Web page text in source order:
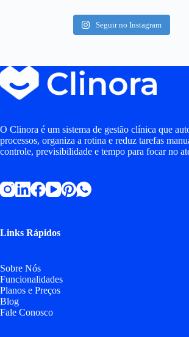
Seguir no Instagram
O Clinora é um sistema de gestão clínica que
processos, organiza a rotina e reduz tarefas
controle, previsibilidade e tempo para focar no
Links Rápidos
Sobre Nós
Funcionalidades
Planos e Preços
Blog
Fale Conosco